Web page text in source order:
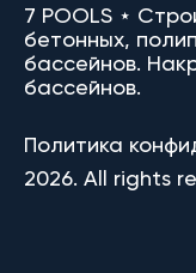
7 POOLS ⋆
бетонных,
бассейнов.
бассейнов.
Политика
2026. All rights